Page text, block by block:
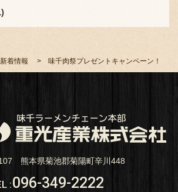
着情報 味千肉祭プレゼントキャンペーン！
熊本県菊池郡菊陽町辛川448
:096-349-2222